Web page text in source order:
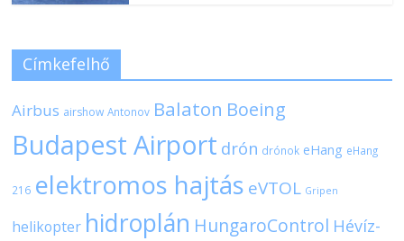
Címkefelhő
Airbus airshow Antonov Balaton Boeing
Budapest Airport drón drónok eHang eHang
216 elektromos hajtás eVTOL Gripen
helikopter hidroplán HungaroControl Hévíz-